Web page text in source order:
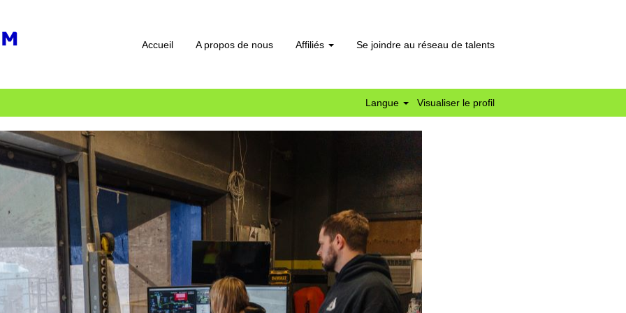
Accueil A propos de nous Affiliés Se joindre au réseau de talents
Langue Visualiser le profil